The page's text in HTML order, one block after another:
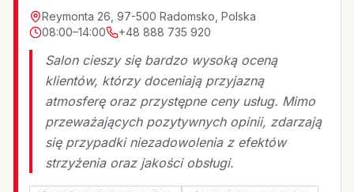
Reymonta 26, 97-500 Radomsko, Polska
08:00–14:00
+48 888 735 920
Salon cieszy się bardzo wysoką oceną
klientów, którzy doceniają przyjazną
atmosferę oraz przystępne ceny usług. Mimo
przeważających pozytywnych opinii, zdarzają
się przypadki niezadowolenia z efektów
strzyżenia oraz jakości obsługi.